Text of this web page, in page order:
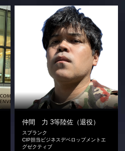
仲間 力 3等陸佐（退役）
スプランク
CIP担当ビジネスデベロップメントエ
グゼクティブ